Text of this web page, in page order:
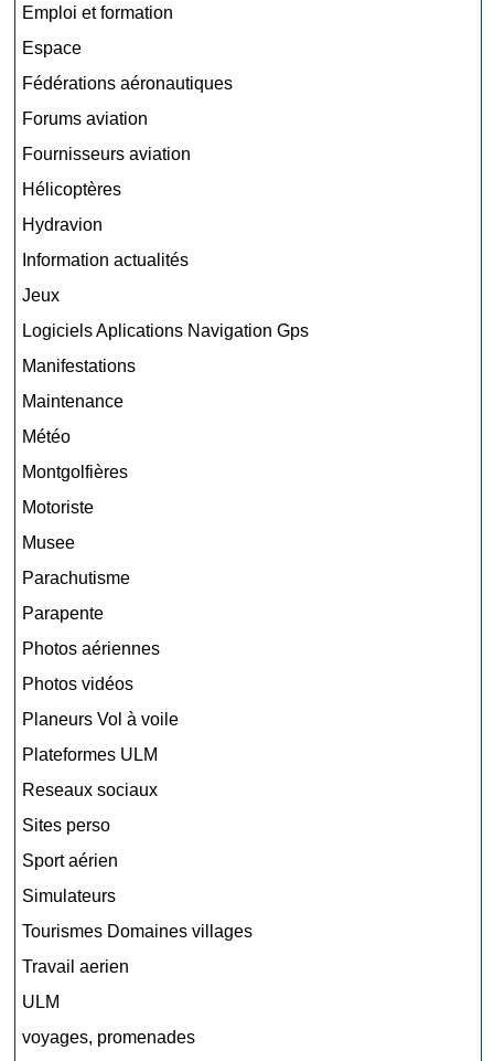
Emploi et formation
Espace
Fédérations aéronautiques
Forums aviation
Fournisseurs aviation
Hélicoptères
Hydravion
Information actualités
Jeux
Logiciels Aplications Navigation Gps
Manifestations
Maintenance
Météo
Montgolfières
Motoriste
Musee
Parachutisme
Parapente
Photos aériennes
Photos vidéos
Planeurs Vol à voile
Plateformes ULM
Reseaux sociaux
Sites perso
Sport aérien
Simulateurs
Tourismes Domaines villages
Travail aerien
ULM
voyages, promenades